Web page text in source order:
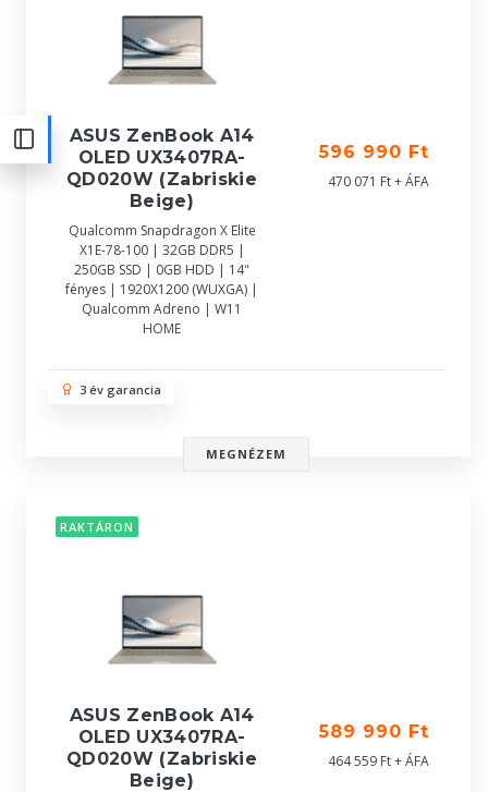
ASUS ZenBook A14
OLED UX3407RA-
QD020W (Zabriskie
Beige)
Qualcomm Snapdragon X Elite
X1E-78-100 | 32GB DDR5 |
250GB SSD | 0GB HDD | 14"
fényes | 1920X1200 (WUXGA) |
Qualcomm Adreno | W11
HOME
596 990 Ft
470 071 Ft + ÁFA
3 év garancia
MEGNÉZEM
RAKTÁRON
ASUS ZenBook A14
OLED UX3407RA-
QD020W (Zabriskie
Beige)
589 990 Ft
464 559 Ft + ÁFA